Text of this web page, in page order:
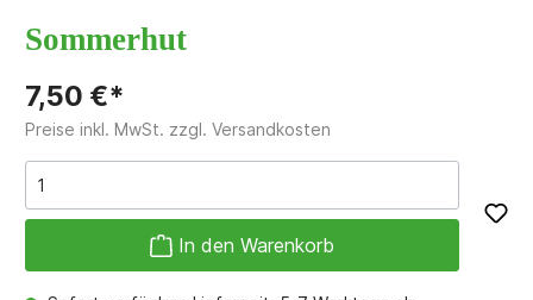
Sommerhut
7,50 €*
Preise inkl. MwSt. zzgl. Versandkosten
In den Warenkorb